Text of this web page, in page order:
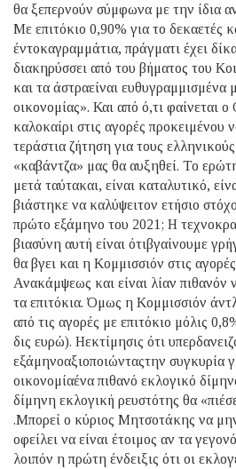
θα ξεπερνούν σύμφωνα με την ίδια
Με επιτόκιο 0,90% για το δεκαετές
έντοκαγραμμάτια, πράγματι έχει
διακηρύσσει από του βήματος του
και τα άστραείναι ευθυγραμμισμένα
οικονομίας». Και από ό,τι φαίνεται
καλοκαίρι στις αγορές προκειμένου
τεράστια ζήτηση για τους
«καβάντζα» μας θα αυξηθεί. Το
μετά ταύτακαι, είναι καταλυτικό,
βιάστηκε να καλύψειτον ετήσιο
πρώτο εξάμηνο του 2021; Η
βιασύνη αυτή είναι ότιβγαίνουμε
θα βγει και η Κομμισσιόν στις
Ανακάμψεως και είναι λίαν πιθανόν
τα επιτόκια. Όμως η Κομμισσιόν
από τις αγορές με επιτόκιο μόλις
δις ευρώ). Ηεκτίμησις ότι
εξάμηνοαξιοποιώνταςτην συγκυρία
οικονομίαένα πιθανό εκλογικό
δίμηνη εκλογική ρευστότης θα
.Μπορεί ο κύριος Μητσοτάκης να
οφείλει να είναι έτοιμος αν τα
λοιπόν η πρώτη ένδειξις ότι οι